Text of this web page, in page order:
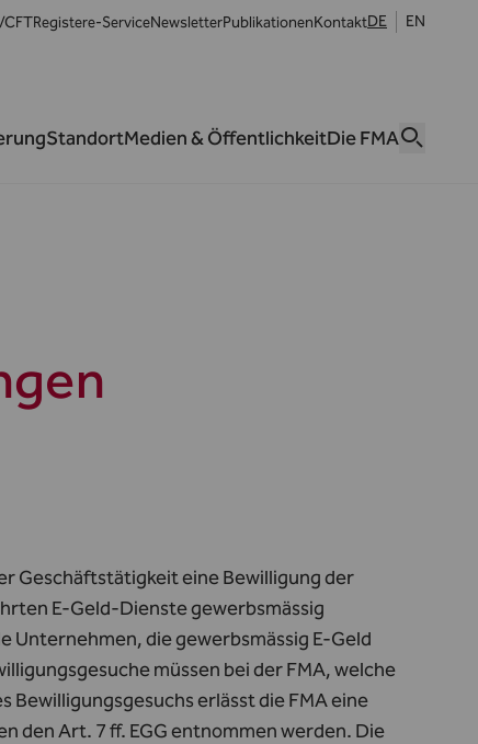
CFTRegistere-ServiceNewsletterPublikationenKontaktDE EN
StandortMedien & ÖffentlichkeitDie FMA
Geschäftstätigkeit eine Bewilligung der
E-Geld-Dienste gewerbsmässig
Unternehmen, die gewerbsmässig E-Geld
müssen bei der FMA, welche
erlässt die FMA eine
denArt. 7 ff. EGGentnommen werden. Die